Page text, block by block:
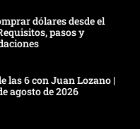
dólares desde el
pasos y
las 6 con Juan Lozano |
agosto de 2026